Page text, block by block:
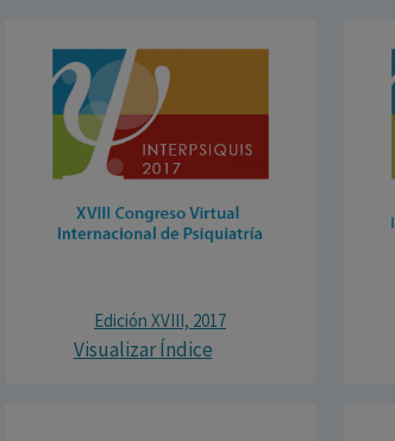
Edición XVIII, 2017
Visualizar Índice